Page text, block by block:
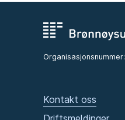
Organisasjonsnummer:
Kontakt oss